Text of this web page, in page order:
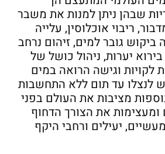
שבהן ניתן למנות את משבר
ריבוי אוכלוסין, עלייה
ביקוש גובר למים, זיהום נרחב
יערות, ניהול כושל של
לקויות וגישה הרואה במים
עד תום ללא התחשבות
מציבות את העולם בפני
את הצורך הדחוף
יעילים ורחבי היקף